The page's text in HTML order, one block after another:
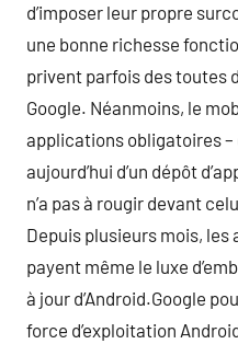
d’imposer leur propre
une bonne richesse
privent parfois des toutes
Google. Néanmoins, le
applications obligatoires –
aujourd’hui d’un dépôt
n’a pas à rougir devant
Depuis plusieurs mois,
payent même le luxe
à jour d’Android.Google
force d’exploitation